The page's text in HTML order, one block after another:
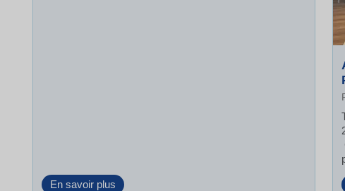
En savoir plus